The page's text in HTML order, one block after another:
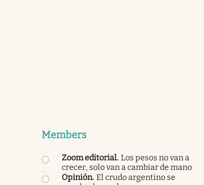
Members
Zoom editorial. Los pesos no van a
crecer, solo van a cambiar de mano
Opinión. El crudo argentino se